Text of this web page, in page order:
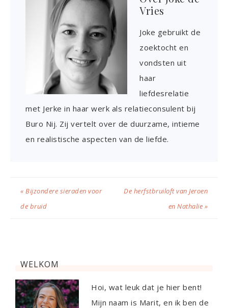
Vries
Joke gebruikt de
zoektocht en
vondsten uit
haar
liefdesrelatie
met Jerke in haar werk als relatieconsulent bij
Buro Nij. Zij vertelt over de duurzame, intieme
en realistische aspecten van de liefde.
« Bijzondere sieraden voor
de bruid
De herfstbruiloft van Jeroen
en Nathalie »
WELKOM
Hoi, wat leuk dat je hier bent!
Mijn naam is Marit, en ik ben de